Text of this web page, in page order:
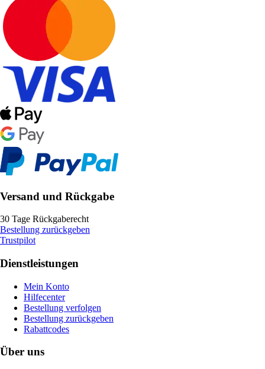
Versand und Rückgabe
30 Tage Rückgaberecht
Bestellung zurückgeben
Trustpilot
Dienstleistungen
Mein Konto
Hilfecenter
Bestellung verfolgen
Bestellung zurückgeben
Rabattcodes
Über uns